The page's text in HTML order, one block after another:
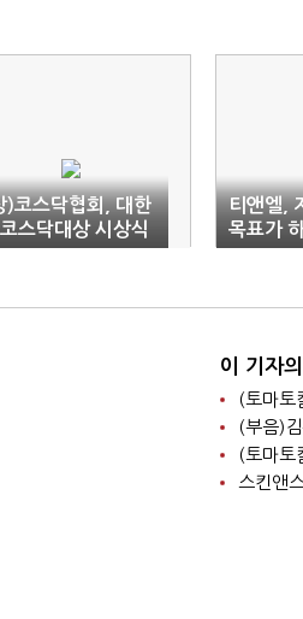
)코스닥협회, 대한
스닥대상 시상식
대상에 ‘테스’
티앤엘,
목표가
수 기회
이 기자
(토마토
(부음)
(토마토
스킨앤